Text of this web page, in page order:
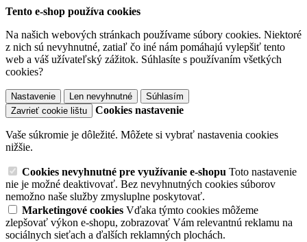
Tento e-shop používa cookies
Na našich webových stránkach používame súbory cookies. Niektoré
z nich sú nevyhnutné, zatiaľ čo iné nám pomáhajú vylepšiť tento
web a váš užívateľský zážitok. Súhlasíte s používaním všetkých
cookies?
Nastavenie Len nevyhnutné
Súhlasím
Zavrieť cookie lištu
Cookies nastavenie
Vaše súkromie je dôležité. Môžete si vybrať nastavenia cookies
nižšie.
Cookies nevyhnutné pre využívanie e-shopu Toto nastavenie
nie je možné deaktivovať. Bez nevyhnutných cookies súborov
nemožno naše služby zmysluplne poskytovať.
Marketingové cookies Vďaka týmto cookies môžeme
zlepšovať výkon e-shopu, zobrazovať Vám relevantnú reklamu na
sociálnych sieťach a ďalších reklamných plochách.